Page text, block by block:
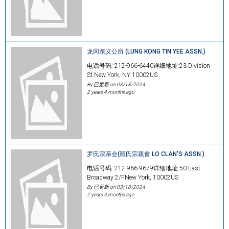
龙冈亲义公所 (LUNG KONG TIN YEE ASSN.)
电话号码: 212-966-6440详细地址:23 Division
St.New York, NY 10002US
By 已更新 on03/18/2024
2 years 4 months ago
罗氏宗亲会(羅氏宗親會 LO CLAN'S ASSN.)
电话号码: 212-966-9679详细地址:50 East
Broadway 2/FNew York, 10002US
By 已更新 on03/18/2024
2 years 4 months ago